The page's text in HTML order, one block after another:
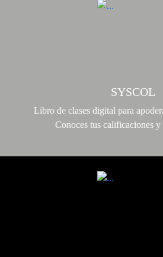
SYSCOL
Libro de clases digital para
Conoces tus calificaciones